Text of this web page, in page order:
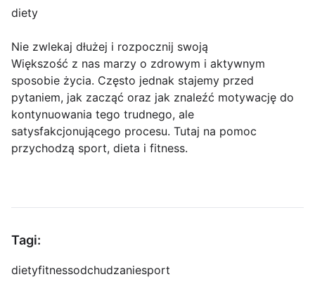
diety
Nie zwlekaj dłużej i rozpocznij swoją
Większość z nas marzy o zdrowym i aktywnym
sposobie życia. Często jednak stajemy przed
pytaniem, jak zacząć oraz jak znaleźć motywację do
kontynuowania tego trudnego, ale
satysfakcjonującego procesu. Tutaj na pomoc
przychodzą sport, dieta i fitness.
Tagi:
dietyfitnessodchudzaniesport